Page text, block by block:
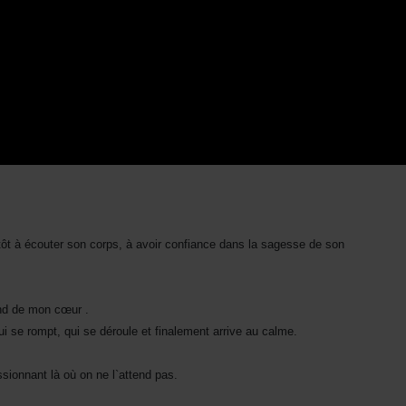
à écouter son corps, à avoir confiance dans la sagesse de son
de mon cœur .
se rompt, qui se déroule et finalement arrive au calme.
là où on ne l`attend pas.